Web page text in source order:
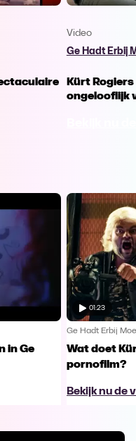
Video
Ge Hadt Erbij
Kürt
ongelooflijk
in Ge
01:23
Ge Hadt Erbij
Wat doet
pornofilm?
Bekijk nu de